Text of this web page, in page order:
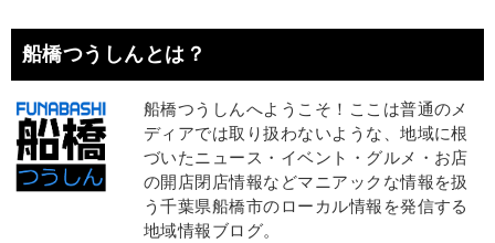
船橋つうしんとは？
船橋つうしんへようこそ！ここは普通のメ
ディアでは取り扱わないような、地域に根
づいたニュース・イベント・グルメ・お店
の開店閉店情報などマニアックな情報を扱
う千葉県船橋市のローカル情報を発信する
地域情報ブログ。